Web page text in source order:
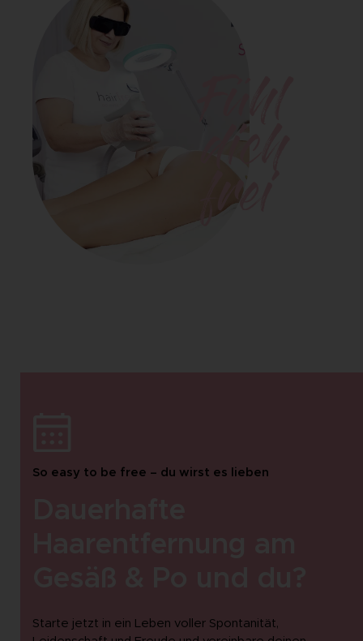
dich
frei
So easy to be free – du wirst es lieben
Starte jetzt in ein Leben voller Spontanität,